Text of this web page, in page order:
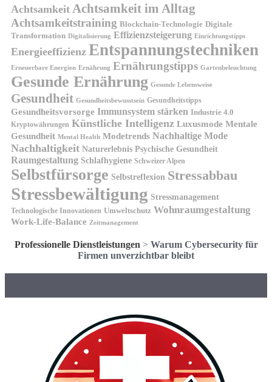
Achtsamkeit Achtsamkeit im Alltag
Achtsamkeitstraining Blockchain-Technologie Digitale
Transformation Digitalisierung Effizienzsteigerung Einrichtungstipps
Energieeffizienz Entspannungstechniken
Erneuerbare Energien Ernährung Ernährungstipps Gartenbeleuchtung
Gesunde Ernährung Gesunde Lebensweise
Gesundheit Gesundheitsbewusstsein Gesundheitstipps
Gesundheitsvorsorge Immunsystem stärken Industrie 4.0
Kryptowährungen Künstliche Intelligenz Luxusmode Mentale
Gesundheit Mental Health Modetrends Nachhaltige Mode
Nachhaltigkeit Naturerlebnis Psychische Gesundheit
Raumgestaltung Schlafhygiene Schweizer Alpen
Selbstfürsorge Selbstreflexion Stressabbau
Stressbewältigung Stressmanagement
Technologische Innovationen Umweltschutz Wohnraumgestaltung
Work-Life-Balance Zeitmanagement
Professionelle Dienstleistungen > Warum Cybersecurity für
Firmen unverzichtbar bleibt